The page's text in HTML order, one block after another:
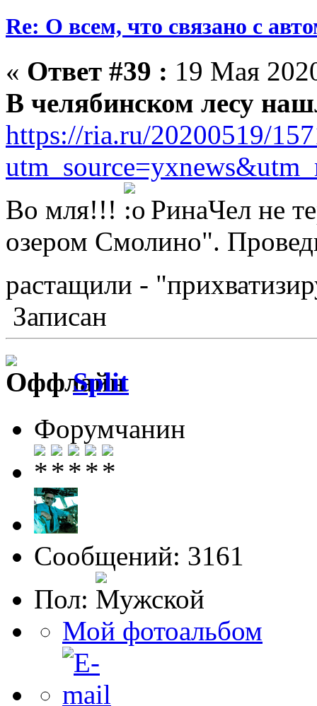
Re: О всем, что связано с
« Ответ #39 : 19 Мая
В челябинском лесу
https://ria.ru/20200519/
Во мля!!!
РинаЧел не
озером Смолино".
растащили -
Записан
Split
Форумчанин
Сообщений: 3161
Пол:
Мой фотоальбом